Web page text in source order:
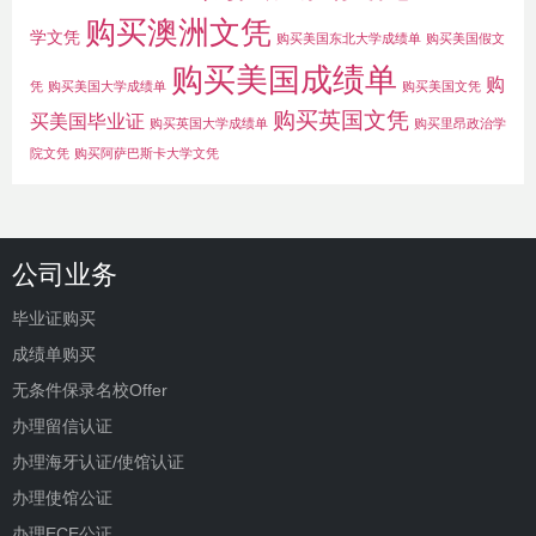
学文凭 购买澳洲文凭 购买美国东北大学成绩单 购买美国假文
凭 购买美国大学成绩单 购买美国成绩单 购买美国文凭 购
买美国毕业证 购买英国大学成绩单 购买英国文凭 购买里昂政治学
院文凭 购买阿萨巴斯卡大学文凭
公司业务
毕业证购买
成绩单购买
无条件保录名校Offer
办理留信认证
办理海牙认证/使馆认证
办理使馆公证